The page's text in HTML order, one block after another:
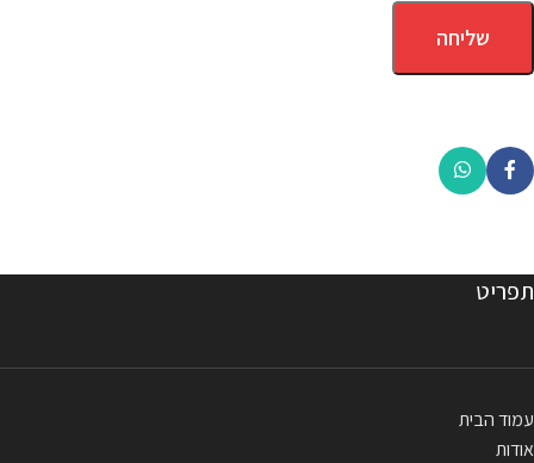
תפריט
עמוד הבית
אודות